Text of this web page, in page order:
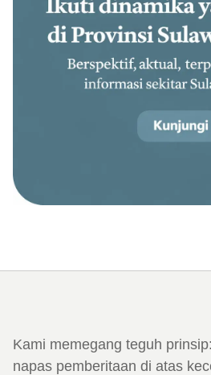
Kami memegang teguh
napas pemberitaan di atas